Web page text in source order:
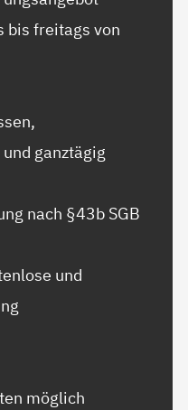
bis freitags von
ganztägig
nach §43b SGB
und
möglich